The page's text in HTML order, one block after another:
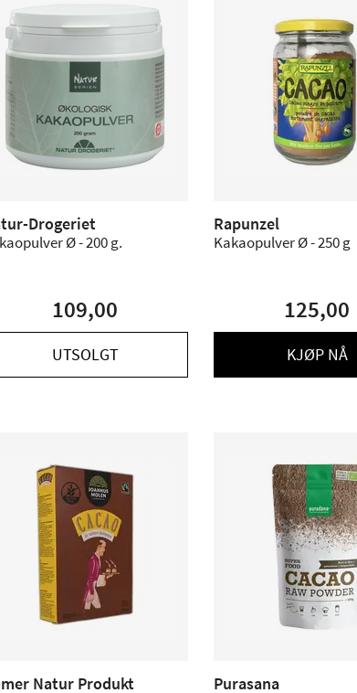
Drogeriet
Ø - 200 g.
109,00
UTSOLGT
Rapunzel
Kakaopulver Ø - 250 g
125,00
KJØP NÅ
Natur Produkt Purasana